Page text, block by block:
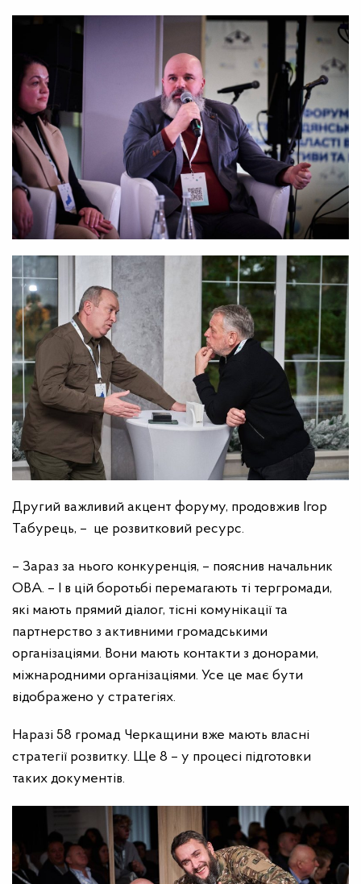
Другий важливий акцент форуму, продовжив Ігор
Табурець, – це розвитковий ресурс.
– Зараз за нього конкуренція, – пояснив начальник
ОВА. – І в цій боротьбі перемагають ті тергромади,
які мають прямий діалог, тісні комунікації та
партнерство з активними громадськими
організаціями. Вони мають контакти з донорами,
міжнародними організаціями. Усе це має бути
відображено у стратегіях.
Наразі 58 громад Черкащини вже мають власні
стратегії розвитку. Ще 8 – у процесі підготовки
таких документів.